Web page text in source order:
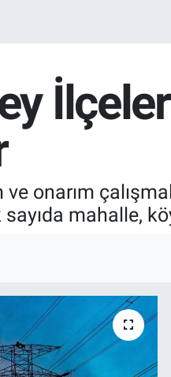
onarım
mahalle,